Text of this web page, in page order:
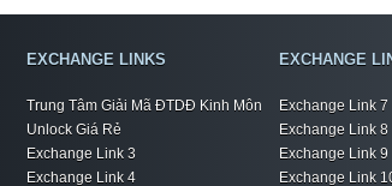
EXCHANGE LINKS
Trung Tâm Giải Mã ĐTDĐ Kinh Môn
Unlock Giá Rẻ
Exchange Link 3
Exchange Link 4
EXCHANGE
Exchange Link 7
Exchange Link 8
Exchange Link 9
Exchange Link